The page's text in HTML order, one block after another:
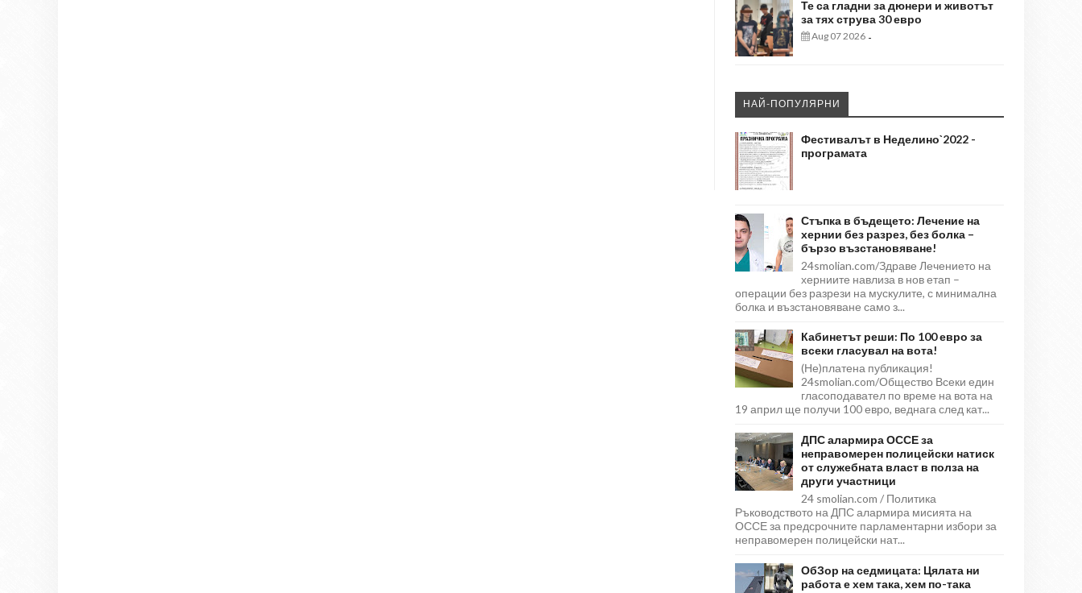
Те са гладни за дюнери и животът
за тях струва 30 евро
Aug 07 2026 -
НАЙ-ПОПУЛЯРНИ
Фестивалът в Неделино`2022 -
програмата
Стъпка в бъдещето: Лечение на
хернии без разрез, без болка –
бързо възстановяване!
24smolian.com/Здраве Лечението на
херниите навлиза в нов етап –
операции без разрези на мускулите, с минимална
болка и възстановяване само з...
Кабинетът реши: По 100 евро за
всеки гласувал на вота!
(Не)платена публикация!
24smolian.com/Общество Всеки един
гласоподавател по време на вота на
19 април ще получи 100 евро, веднага след кат...
ДПС алармира ОССЕ за
неправомерен полицейски натиск
от служебната власт в полза на
други участници
24 smolian.com / Политика
Ръководството на ДПС алармира мисията на
ОССЕ за предсрочните парламентарни избори за
неправомерен полицейски нат...
ОбЗор на седмицата: Цялата ни
работа е хем така, хем по-така